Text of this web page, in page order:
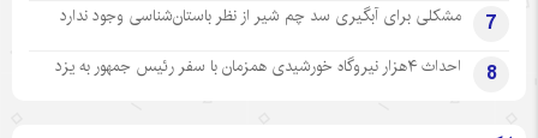
7 مشکلی برای آبگیری سد چم شیر از نظر باستان‌شناسی وجود ندارد
8 احداث ۴هزار نیروگاه خورشیدی همزمان با سفر رئیس جمهور به یزد